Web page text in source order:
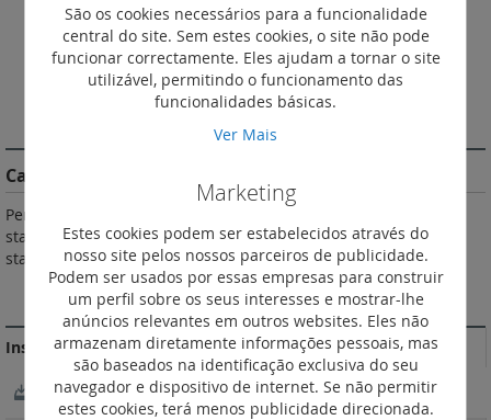
Descarregar
Ficha de Produto
Imprimir
de
imagens
DESCRIÇÃO
Características do Produto
Permitem comandar simultaneamente vários telerruptores
standard do mesmo ponto. 1 auxiliar máximo por telerruptor
standard.
MAIS INFORMAÇÃO
Instruções de instalação e documentos relacionados
NotíciaTécnica_LE01996AE.pdf
São os cookies necessários para a funcionalidade
central do site. Sem estes cookies, o site não pode
funcionar correctamente. Eles ajudam a tornar o site
utilizável, permitindo o funcionamento das
funcionalidades básicas.
Ver Mais
Marketing
Estes cookies podem ser estabelecidos através do
nosso site pelos nossos parceiros de publicidade.
Podem ser usados por essas empresas para construir
um perfil sobre os seus interesses e mostrar-lhe
anúncios relevantes em outros websites. Eles não
armazenam diretamente informações pessoais, mas
são baseados na identificação exclusiva do seu
navegador e dispositivo de internet. Se não permitir
estes cookies, terá menos publicidade direcionada.